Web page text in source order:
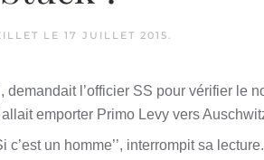
LE 17 JUILLET 2015.
demandait l’officier SS pour vérifier
emporter Primo Levy vers
c’est un homme’’, interrompit sa